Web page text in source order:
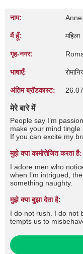
नाम: Anne
मैं हूँ: महिला
गृह‑नगर:
भाषाएँ:
अंतिम ब्रॉडकास्ट:
मेरे बारे में
People say I’m
make your mind
If you can excite my
मुझे क्या कामोत्तेजित करता है:
I adore men who
when I’m intrigued,
something naughty.
मुझे क्या बुझा देता है:
I do not rush. I do not
tempts us to